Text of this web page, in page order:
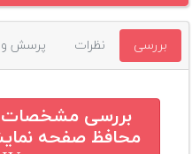
بررسی نظرات پرسش و
بررسی مشخصات
محافظ صفحه